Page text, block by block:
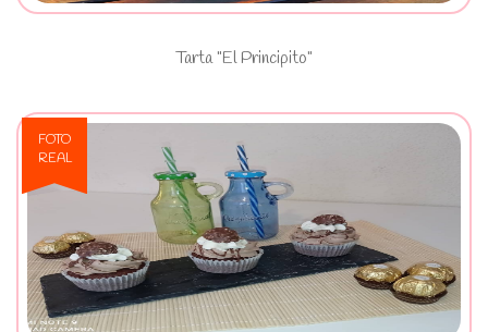
Tarta "El Principito"
FOTO
REAL
Ver Cupcakes Ferrero Rocher